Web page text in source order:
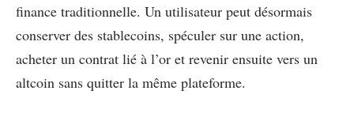
finance traditionnelle. Un utilisateur peut désormais
conserver des stablecoins, spéculer sur une action,
acheter un contrat lié à l’or et revenir ensuite vers un
altcoin sans quitter la même plateforme.